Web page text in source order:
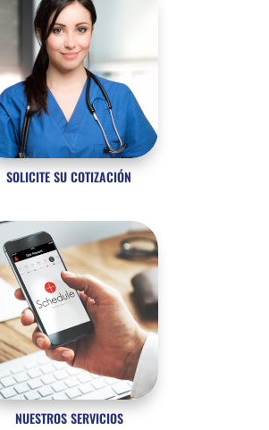
SOLICITE SU COTIZACIÓN
NUESTROS SERVICIOS